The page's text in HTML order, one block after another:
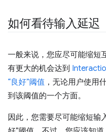
如何看待输入延迟
一般来说，您应尽可能缩短
有更大的机会达到
“良好”阈值 ，无论用户使用
到该阈值的一个方面。
因此，您需要尽可能缩短输